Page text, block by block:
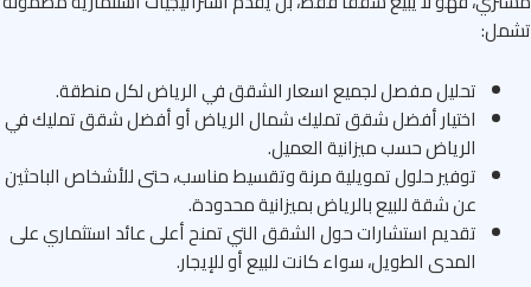
تحليل مفصل لجميع اسعار الشقق في الرياض لكل منطقة.
اختيار أفضل شقق تمليك شمال الرياض أو أفضل شقق تمليك في
الرياض حسب ميزانية العميل.
توفير حلول تمويلية مرنة وتقسيط مناسب، حتى للأشخاص الباحثين
عن شقة للبيع بالرياض بميزانية محدودة.
تقديم استشارات حول الشقق التي تمنح أعلى عائد استثماري على
المدى الطويل، سواء كانت للبيع أو للإيجار.